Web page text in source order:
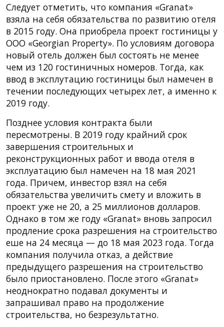
Следует отметить, что компания «Granat»
взяла на себя обязательства по развитию отеля
в 2015 году. Она приобрела проект гостиницы у
ООО «Georgian Property». По условиям договора
новый отель должен был состоять не менее
чем из 120 гостиничных номеров. Тогда, как
ввод в эксплутацию гостиницы был намечен в
течении последующих четырех лет, а именно к
2019 году.
Позднее условия контракта были
пересмотрены. В 2019 году крайний срок
завершения строительных и
реконструкционных работ и ввода отеля в
эксплуатацию был намечен на 18 мая 2021
года. Причем, инвестор взял на себя
обязательства увеличить смету и вложить в
проект уже не 20, а 25 миллионов долларов.
Однако в том же году «Granat» вновь запросил
продление срока разрешения на строительство
еше на 24 месяца — до 18 мая 2023 года. Тогда
компания получила отказ, а действие
предыдущего разрешения на строительство
было приостановлено. После этого «Granat»
неоднократно подавал документы и
запрашивал право на продолжение
строительства, но безрезультатно.